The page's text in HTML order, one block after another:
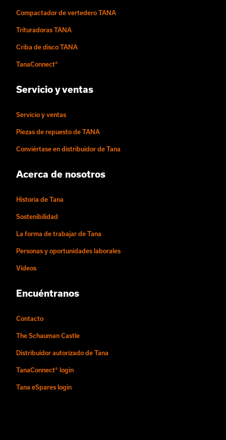
Compactador de vertedero TANA
Trituradoras TANA
Criba de disco TANA
TanaConnect®
Servicio y ventas
Servicio y ventas
Piezas de repuesto de TANA
Conviértase en distribuidor de Tana
Acerca de nosotros
Historia de Tana
Sostenibilidad
La forma de trabajar de Tana
Personas y oportunidades laborales
Vídeos
Encuéntranos
Contacto
The Schauman Castle
Distribuidor autorizado de Tana
TanaConnect® login
Tana eSpares login